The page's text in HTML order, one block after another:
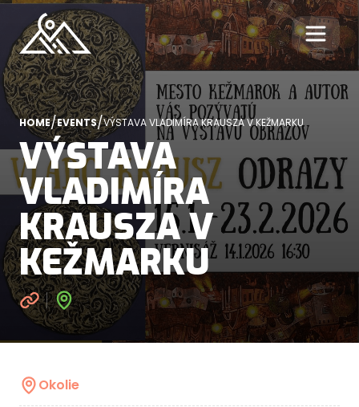
HOME/EVENTS/VÝSTAVA VLADIMÍRA KRAUSZA V KEŽMARKU
VÝSTAVA
VLADIMÍRA
KRAUSZA V
KEŽMARKU
Okolie